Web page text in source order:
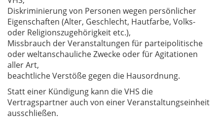
Diskriminierung von Personen wegen persönlicher
Eigenschaften (Alter, Geschlecht, Hautfarbe, Volks-
oder Religionszugehörigkeit etc.),
Missbrauch der Veranstaltungen für parteipolitische
oder weltanschauliche Zwecke oder für Agitationen
aller Art,
beachtliche Verstöße gegen die Hausordnung.
Statt einer Kündigung kann die VHS die
Vertragspartner auch von einer Veranstaltungseinheit
ausschließen.